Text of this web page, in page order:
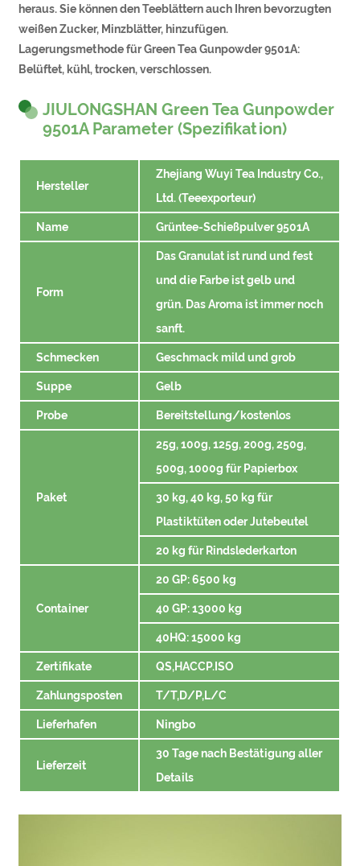
heraus. Sie können den Teeblättern auch Ihren bevorzugten
weißen Zucker, Minzblätter, hinzufügen.
Lagerungsmethode für Green Tea Gunpowder 9501A:
Belüftet, kühl, trocken, verschlossen.
JIULONGSHAN Green Tea Gunpowder
9501A Parameter (Spezifikation)
Hersteller
Zhejiang Wuyi Tea Industry Co.,
Ltd. (Teeexporteur)
Name Grüntee-Schießpulver 9501A
Form
Das Granulat ist rund und fest
und die Farbe ist gelb und
grün. Das Aroma ist immer noch
sanft.
Schmecken Geschmack mild und grob
Suppe Gelb
Probe Bereitstellung/kostenlos
Paket
25g, 100g, 125g, 200g, 250g,
500g, 1000g für Papierbox
30 kg, 40 kg, 50 kg für
Plastiktüten oder Jutebeutel
20 kg für Rindslederkarton
Container
20 GP: 6500 kg
40 GP: 13000 kg
40HQ: 15000 kg
Zertifikate QS,HACCP.ISO
Zahlungsposten T/T,D/P,L/C
Lieferhafen Ningbo
Lieferzeit
30 Tage nach Bestätigung aller
Details